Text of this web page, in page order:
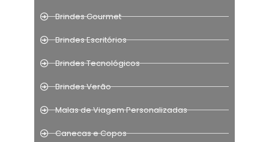
Brindes Gourmet
Brindes Escritórios
Brindes Tecnológicos
Brindes Verão
Malas de Viagem Personalizadas
Canecas e Copos